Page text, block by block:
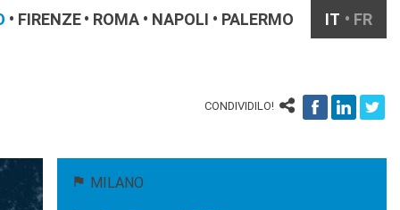
FIRENZE ROMA NAPOLI PALERMO IT FR
CONDIVIDILO!
MILANO